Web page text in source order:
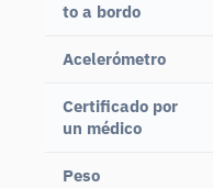
to a bordo
Acelerómetro
Certificado por
un médico
Peso